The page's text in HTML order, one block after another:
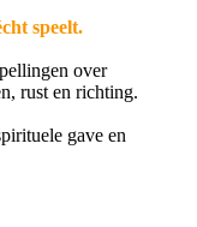
speelt.
over
rust en richting.
gave en